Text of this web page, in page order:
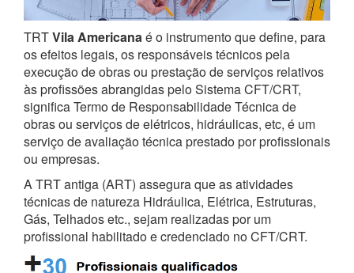
TRTVila Americanaé o instrumento que define, para
os efeitos legais, os responsáveis técnicos pela
execução de obras ou prestação de serviços relativos
às profissões abrangidas pelo Sistema CFT/CRT,
significa Termo de Responsabilidade Técnica de
obras ou serviços de elétricos, hidráulicas, etc, é um
serviço de avaliação técnica prestado por profissionais
ou empresas.
A TRT antiga (ART) assegura que as atividades
técnicas de natureza Hidráulica, Elétrica, Estruturas,
Gás, Telhados etc., sejam realizadas por um
profissional habilitado e credenciado no CFT/CRT.